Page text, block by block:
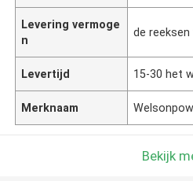
Levering vermoge
n
de reeksen
Levertijd 15-30 het
Merknaam
Bekijk